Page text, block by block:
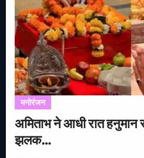
मनोरंजन
अमिताभ ने आधी रात
झलक…